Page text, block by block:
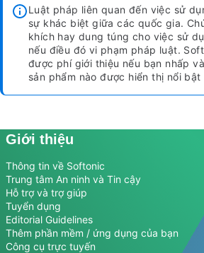
Luật pháp liên quan đến việc sử
sự khác biệt giữa các quốc gia.
khích hay dung túng cho việc sử
nếu điều đó vi phạm pháp luật.
được phí giới thiệu nếu bạn nhấp
sản phẩm nào được hiển thị nổi bật
Giới thiệu
Thông tin về Softonic
Trung tâm An ninh và Tin cậy
Hỗ trợ và trợ giúp
Tuyển dụng
Editorial Guidelines
Thêm phần mềm / ứng dụng của bạn
Công cụ trực tuyến